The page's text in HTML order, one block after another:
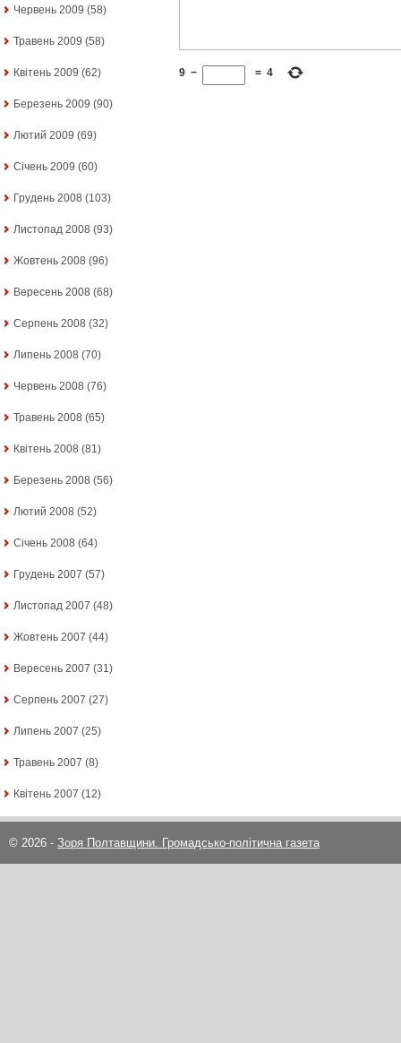
Червень 2009 (58)
Травень 2009 (58)
Квітень 2009 (62)
Березень 2009 (90)
Лютий 2009 (69)
Січень 2009 (60)
Грудень 2008 (103)
Листопад 2008 (93)
Жовтень 2008 (96)
Вересень 2008 (68)
Серпень 2008 (32)
Липень 2008 (70)
Червень 2008 (76)
Травень 2008 (65)
Квітень 2008 (81)
Березень 2008 (56)
Лютий 2008 (52)
Січень 2008 (64)
Грудень 2007 (57)
Листопад 2007 (48)
Жовтень 2007 (44)
Вересень 2007 (31)
Серпень 2007 (27)
Липень 2007 (25)
Травень 2007 (8)
Квітень 2007 (12)
9 − = 4
© 2026 - Зоря Полтавщини. Громадсько-політична газета